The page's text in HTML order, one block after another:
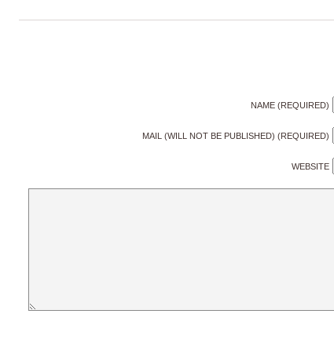
NAME (REQUIRED)
MAIL (WILL NOT BE PUBLISHED) (REQUIRED)
WEBSITE